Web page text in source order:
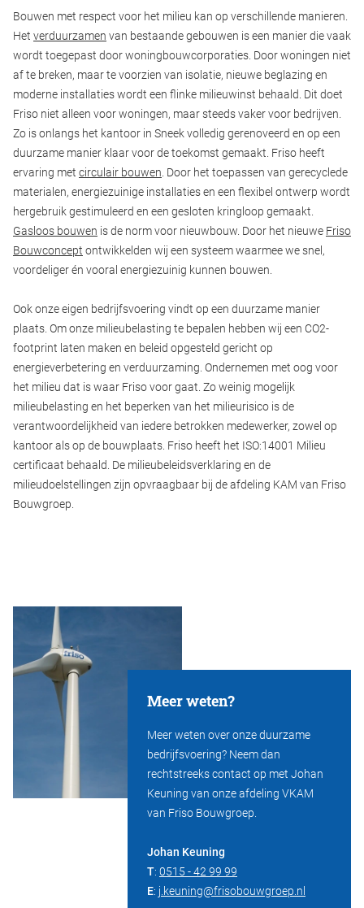
Bouwen met respect voor het milieu kan op verschillende manieren.
Het verduurzamen van bestaande gebouwen is een manier die vaak
wordt toegepast door woningbouwcorporaties. Door woningen niet
af te breken, maar te voorzien van isolatie, nieuwe beglazing en
moderne installaties wordt een flinke milieuwinst behaald. Dit doet
Friso niet alleen voor woningen, maar steeds vaker voor bedrijven.
Zo is onlangs het kantoor in Sneek volledig gerenoveerd en op een
duurzame manier klaar voor de toekomst gemaakt. Friso heeft
ervaring met circulair bouwen . Door het toepassen van gerecyclede
materialen, energiezuinige installaties en een flexibel ontwerp wordt
hergebruik gestimuleerd en een gesloten kringloop gemaakt.
Gasloos bouwen is de norm voor nieuwbouw. Door het nieuwe Friso
Bouwconcept ontwikkelden wij een systeem waarmee we snel,
voordeliger én vooral energiezuinig kunnen bouwen.
Ook onze eigen bedrijfsvoering vindt op een duurzame manier
plaats. Om onze milieubelasting te bepalen hebben wij een CO2-
footprint laten maken en beleid opgesteld gericht op
energieverbetering en verduurzaming. Ondernemen met oog voor
het milieu dat is waar Friso voor gaat. Zo weinig mogelijk
milieubelasting en het beperken van het milieurisico is de
verantwoordelijkheid van iedere betrokken medewerker, zowel op
kantoor als op de bouwplaats. Friso heeft het ISO:14001 Milieu
certificaat behaald. De milieubeleidsverklaring en de
milieudoelstellingen zijn opvraagbaar bij de afdeling KAM van Friso
Bouwgroep.
Meer weten?
Meer weten over onze duurzame
bedrijfsvoering? Neem dan
rechtstreeks contact op met Johan
Keuning van onze afdeling VKAM
van Friso Bouwgroep.
Johan Keuning
T: 0515 - 42 99 99
E: j.keuning@frisobouwgroep.nl